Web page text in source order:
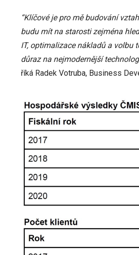
“Klíčové je pro mě budování
budu mít na starosti zejména
IT, optimalizace nákladů a volbu
důraz na nejmodernější
říká Radek Votruba, Business